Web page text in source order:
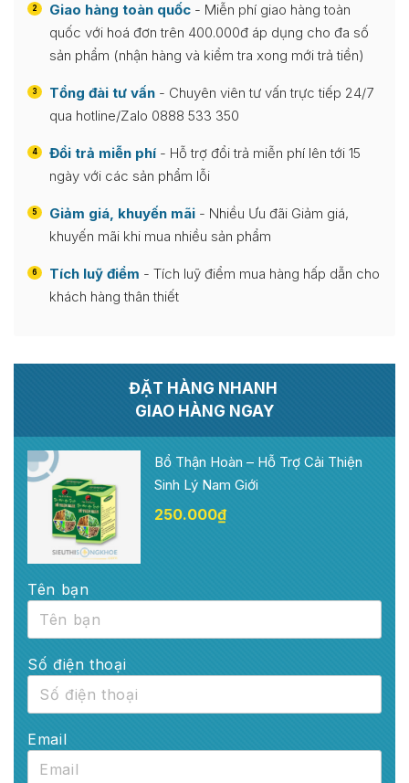
2 Giao hàng toàn quốc - Miễn phí giao hàng toàn
quốc với hoá đơn trên 400.000đ áp dụng cho đa số
sản phẩm (nhận hàng và kiểm tra xong mới trả tiền)
3 Tổng đài tư vấn - Chuyên viên tư vấn trực tiếp 24/7
qua hotline/Zalo 0888 533 350
4 Đổi trả miễn phí - Hỗ trợ đổi trả miễn phí lên tới 15
ngày với các sản phẩm lỗi
5 Giảm giá, khuyến mãi - Nhiều Ưu đãi Giảm giá,
khuyến mãi khi mua nhiều sản phẩm
6 Tích luỹ điểm - Tích luỹ điểm mua hàng hấp dẫn cho
khách hàng thân thiết
ĐẶT HÀNG NHANH
GIAO HÀNG NGAY
Bổ Thận Hoàn – Hỗ Trợ Cải Thiện
Sinh Lý Nam Giới
250.000₫
Tên bạn
Số điện thoại
Email